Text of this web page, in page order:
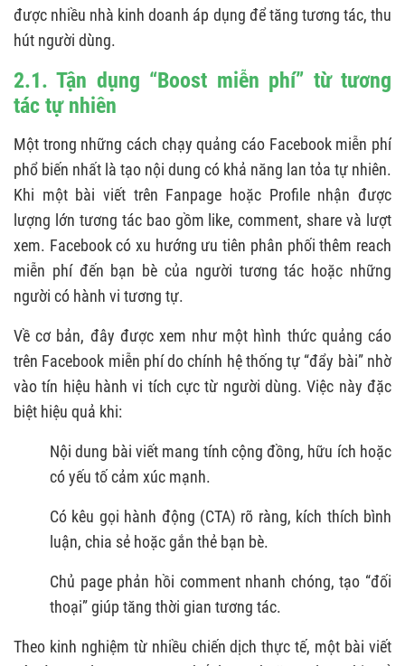
được nhiều nhà kinh doanh áp dụng để tăng tương tác, thu
hút người dùng.
2.1. Tận dụng “Boost miễn phí” từ tương
tác tự nhiên
Một trong những cách chạy quảng cáo Facebook miễn phí
phổ biến nhất là tạo nội dung có khả năng lan tỏa tự nhiên.
Khi một bài viết trên Fanpage hoặc Profile nhận được
lượng lớn tương tác bao gồm like, comment, share và lượt
xem. Facebook có xu hướng ưu tiên phân phối thêm reach
miễn phí đến bạn bè của người tương tác hoặc những
người có hành vi tương tự.
Về cơ bản, đây được xem như một hình thức quảng cáo
trên Facebook miễn phí do chính hệ thống tự “đẩy bài” nhờ
vào tín hiệu hành vi tích cực từ người dùng. Việc này đặc
biệt hiệu quả khi:
Nội dung bài viết mang tính cộng đồng, hữu ích hoặc
có yếu tố cảm xúc mạnh.
Có kêu gọi hành động (CTA) rõ ràng, kích thích bình
luận, chia sẻ hoặc gắn thẻ bạn bè.
Chủ page phản hồi comment nhanh chóng, tạo “đối
thoại” giúp tăng thời gian tương tác.
Theo kinh nghiệm từ nhiều chiến dịch thực tế, một bài viết